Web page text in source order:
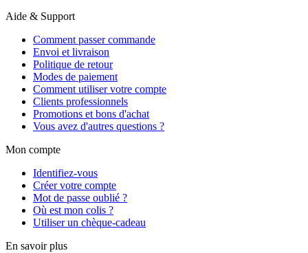
Aide & Support
Comment passer commande
Envoi et livraison
Politique de retour
Modes de paiement
Comment utiliser votre compte
Clients professionnels
Promotions et bons d'achat
Vous avez d'autres questions ?
Mon compte
Identifiez-vous
Créer votre compte
Mot de passe oublié ?
Où est mon colis ?
Utiliser un chèque-cadeau
En savoir plus